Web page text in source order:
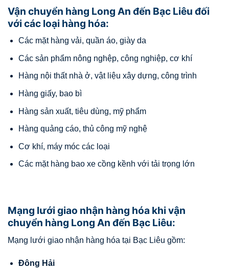
Vận chuyển hàng Long An đến Bạc Liêu đối
với các loại hàng hóa:
Các mặt hàng vải, quần áo, giày da
Các sản phẩm nông nghệp, công nghiệp, cơ khí
Hàng nội thất nhà ở, vật liệu xây dựng, công trình
Hàng giấy, bao bì
Hàng sản xuất, tiêu dùng, mỹ phẩm
Hàng quảng cáo, thủ công mỹ nghệ
Cơ khí, máy móc các loại
Các mặt hàng bao xe cồng kềnh với tải trọng lớn
Mạng lưới giao nhận hàng hóa khi vận
chuyển hàng Long An đến Bạc Liêu:
Mạng lưới giao nhận hàng hóa tại Bạc Liêu gồm:
Đông Hải